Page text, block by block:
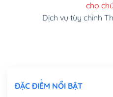
Cài đặt SMTP Mail
Mua thêm Host + Tên miền
cho
Dịch vụ tùy chỉnh
ĐẶC ĐIỂM NỔI BẬT